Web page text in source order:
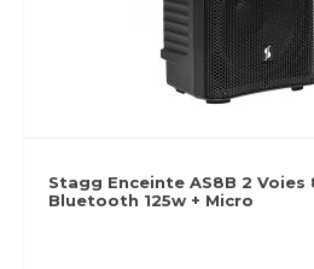
Stagg Enceinte AS8B 2
Bluetooth 125w + Micro